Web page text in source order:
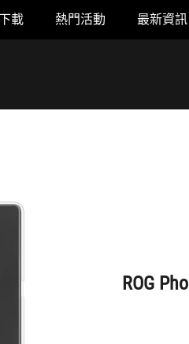
載 熱門活動 最新資訊
ROG
9 惡魔防摔殼標準版